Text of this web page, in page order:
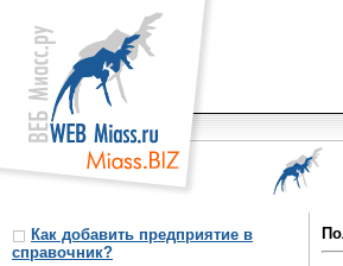
Как добавить предприятие в
справочник?